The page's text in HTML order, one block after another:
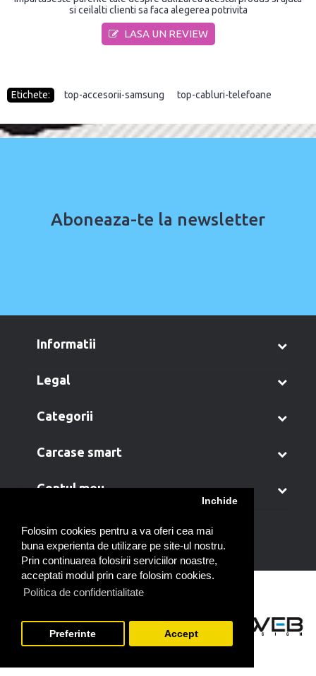
Folosim cookies pentru a va oferi cea mai
buna experienta de utilizare pe site-ul nostru.
Prin continuarea folosirii serviciilor noastre,
acceptati modul prin care folosim cookies.
Politica de confidentialitate
Inchide
Preferinte Accept
si ceilalti clienti sa faca alegerea potrivita
LASA UN REVIEW
Etichete: top-accesorii-samsung top-cabluri-telefoane
Aboneaza-te la newsletter
informatii
legal
categorii
carcase smart
contul meu